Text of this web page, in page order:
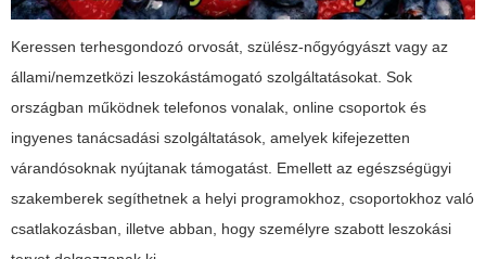
Keressen terhesgondozó orvosát, szülész-nőgyógyászt vagy az
állami/nemzetközi leszokástámogató szolgáltatásokat. Sok
országban működnek telefonos vonalak, online csoportok és
ingyenes tanácsadási szolgáltatások, amelyek kifejezetten
várandósoknak nyújtanak támogatást. Emellett az egészségügyi
szakemberek segíthetnek a helyi programokhoz, csoportokhoz való
csatlakozásban, illetve abban, hogy személyre szabott leszokási